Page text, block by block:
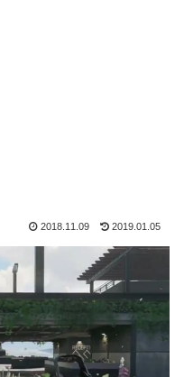
2018.11.09 2019.01.05